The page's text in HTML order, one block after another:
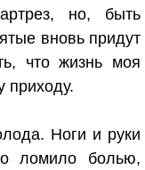
но, быть
вновь придут
что жизнь моя
приходу.
Ноги и руки
ломило болью,